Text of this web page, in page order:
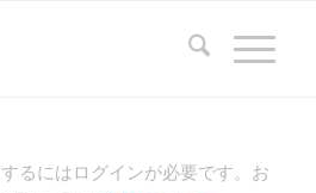
るにはログインが必要です。お